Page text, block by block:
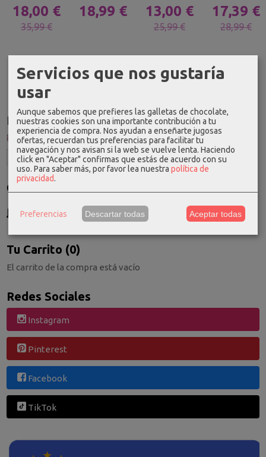
Idioma
Costes de Envío
Consultar Destinos
Tu Carrito (0)
El carrito de la compra está vacío
Redes Sociales
Instagram
Pinterest
Facebook
TikTok
18,00 €
35,99 €
18,99 € 13,00 €
25,99 €
17,39 €
28,99 €
Servicios que nos gustaría
usar
Aunque sabemos que prefieres las galletas de chocolate,
nuestras cookies son una importante contribución a tu
experiencia de compra. Nos ayudan a enseñarte jugosas
ofertas, recuerdan tus preferencias para facilitar tu
navegación y nos avisan si la web se vuelve lenta. Haciendo
click en "Aceptar" confirmas que estás de acuerdo con su
uso. Para saber más, por favor lea nuestra política de
privacidad.
Preferencias Descartar todas Aceptar todas